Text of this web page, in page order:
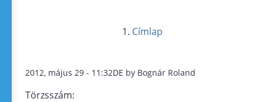
Címlap
2012, május 29 - 11:32DE by Bognár Roland
Törzsszám: